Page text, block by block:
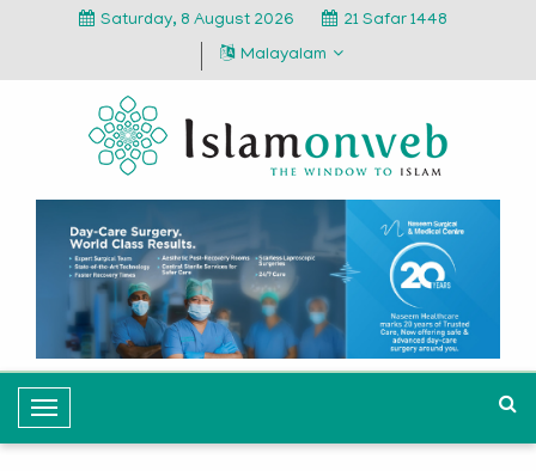
Saturday, 8 August 2026
21 Safar 1448
Malayalam
T
o